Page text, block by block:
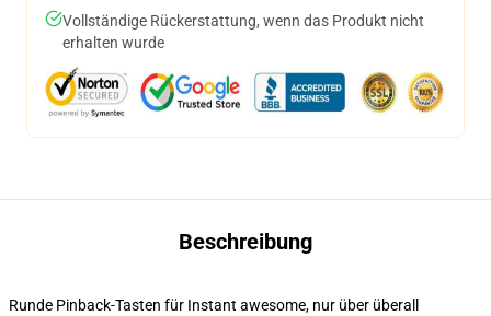
Vollständige Rückerstattung, wenn das Produkt nicht
erhalten wurde
Beschreibung
Runde Pinback-Tasten für Instant awesome, nur über überall